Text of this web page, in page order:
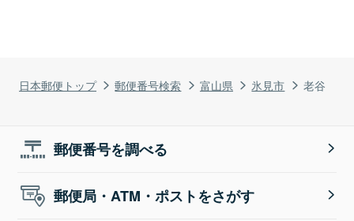
日本郵便トップ 郵便番号検索 富山県 氷見市 老谷
郵便番号を調べる
郵便局・ATM・ポストをさがす